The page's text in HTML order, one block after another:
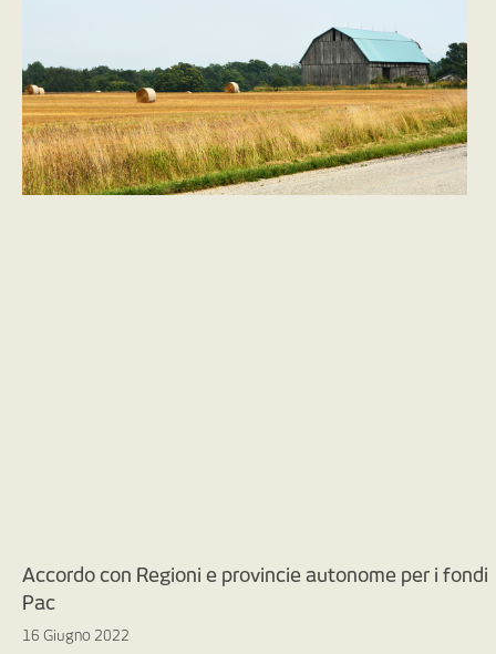
Accordo con Regioni e provincie autonome per i fondi
Pac
16 Giugno 2022